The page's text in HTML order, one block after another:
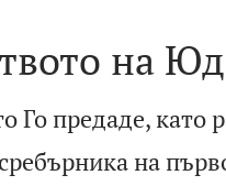
на
Го предаде, като
на